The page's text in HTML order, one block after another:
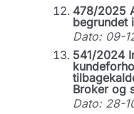
478/2025
begrundet
Dato: 09-
541/2024
Broker og
Dato: 28-